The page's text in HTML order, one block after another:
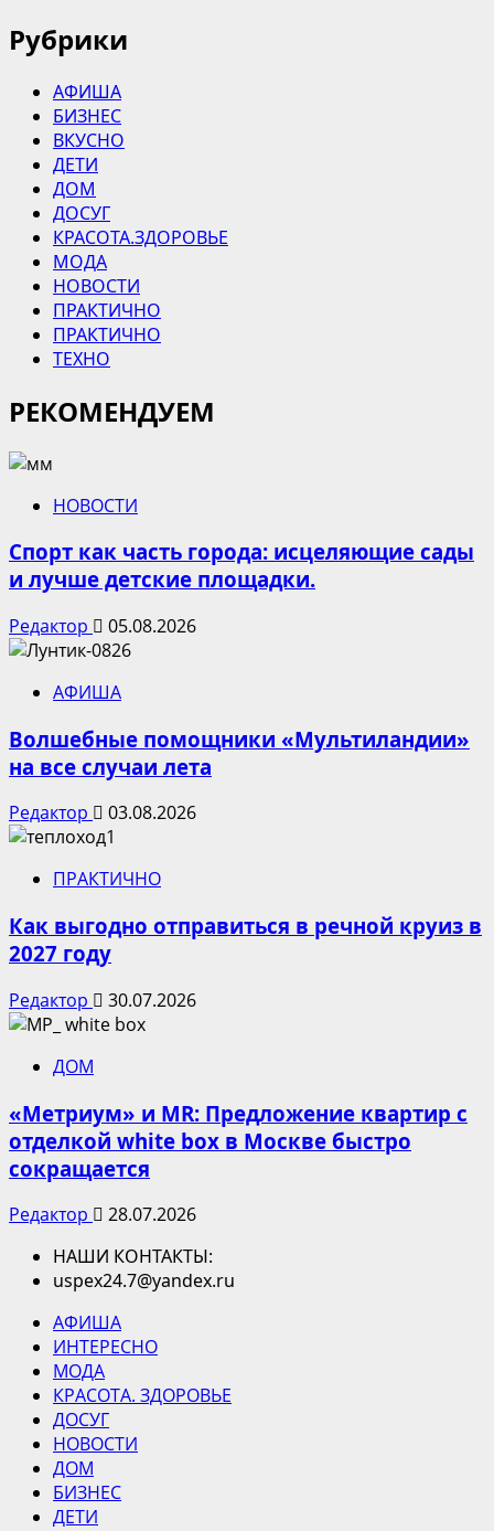
Рубрики
АФИША
БИЗНЕС
ВКУСНО
ДЕТИ
ДОМ
ДОСУГ
КРАСОТА.ЗДОРОВЬЕ
МОДА
НОВОСТИ
ПРАКТИЧНО
ПРАКТИЧНО
ТЕХНО
РЕКОМЕНДУЕМ
НОВОСТИ
Спорт как часть города: исцеляющие сады
и лучше детские площадки.
Редактор 05.08.2026
АФИША
Волшебные помощники «Мультиландии»
на все случаи лета
Редактор 03.08.2026
ПРАКТИЧНО
Как выгодно отправиться в речной круиз в
2027 году
Редактор 30.07.2026
ДОМ
«Метриум» и MR: Предложение квартир с
отделкой white box в Москве быстро
сокращается
Редактор
28.07.2026
НАШИ КОНТАКТЫ:
uspex24.7@yandex.ru
АФИША
ИНТЕРЕСНО
МОДА
КРАСОТА. ЗДОРОВЬЕ
ДОСУГ
НОВОСТИ
ДОМ
БИЗНЕС
ДЕТИ